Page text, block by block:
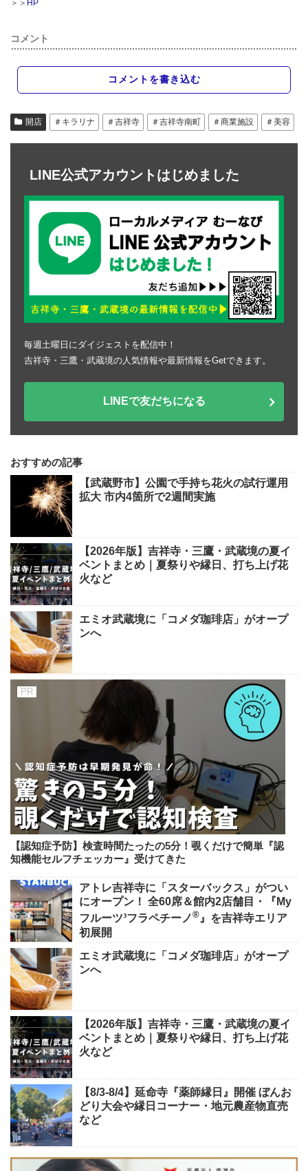
＞＞ HP
コメント
コメントを書き込む
開店 ＃キラリナ ＃吉祥寺 ＃吉祥寺南町 ＃商業施設 ＃美容
LINE公式アカウントはじめました
毎週土曜日にダイジェストを配信中！
吉祥寺・三鷹・武蔵境の人気情報や最新情報をGetできます。
LINEで友だちになる
おすすめの記事
【武蔵野市】公園で手持ち花火の試行運用
拡大 市内4箇所で2週間実施
【2026年版】吉祥寺・三鷹・武蔵境の夏イ
ベントまとめ｜夏祭りや縁日、打ち上げ花
火など
エミオ武蔵境に「コメダ珈琲店」がオープ
ンへ
【認知症予防】検査時間たったの5分！覗くだけで簡単『認
知機能セルフチェッカー』受けてきた
アトレ吉祥寺に「スターバックス」がつい
にオープン！ 全60席＆館内2店舗目・『My
フルーツ³フラペチーノ®』を吉祥寺エリア
初展開
エミオ武蔵境に「コメダ珈琲店」がオープ
ンへ
【2026年版】吉祥寺・三鷹・武蔵境の夏イ
ベントまとめ｜夏祭りや縁日、打ち上げ花
火など
【8/3-8/4】延命寺『薬師縁日』開催 ぼんお
どり大会や縁日コーナー・地元農産物直売
など